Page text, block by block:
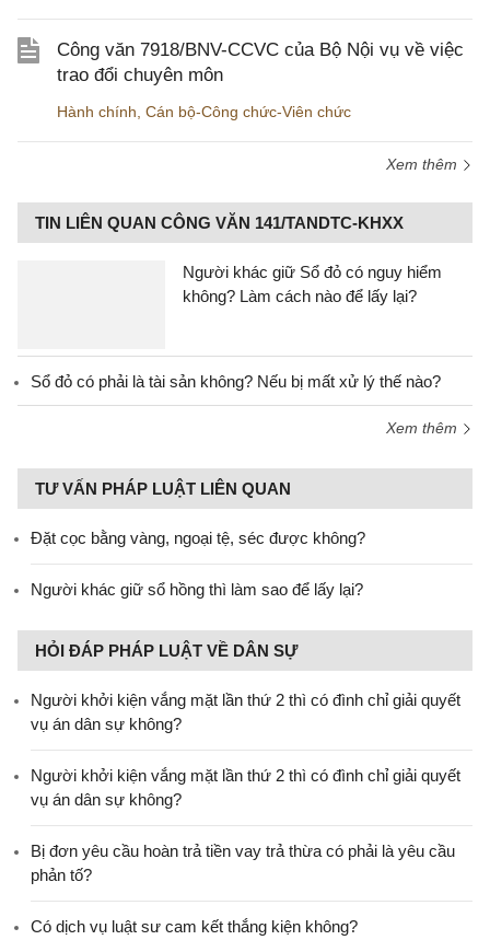
Công văn 7918/BNV-CCVC của Bộ Nội vụ về việc
trao đổi chuyên môn
Hành chính Cán bộ-Công chức-Viên chức
Xem thêm
TIN LIÊN QUAN CÔNG VĂN 141/TANDTC-KHXX
Người khác giữ Sổ đỏ có nguy hiểm
không? Làm cách nào để lấy lại?
Sổ đỏ có phải là tài sản không? Nếu bị mất xử lý thế nào?
Xem thêm
TƯ VẤN PHÁP LUẬT LIÊN QUAN
Đặt cọc bằng vàng, ngoại tệ, séc được không?
Người khác giữ sổ hồng thì làm sao để lấy lại?
HỎI ĐÁP PHÁP LUẬT VỀ DÂN SỰ
Người khởi kiện vắng mặt lần thứ 2 thì có đình chỉ giải quyết
vụ án dân sự không?
Người khởi kiện vắng mặt lần thứ 2 thì có đình chỉ giải quyết
vụ án dân sự không?
Bị đơn yêu cầu hoàn trả tiền vay trả thừa có phải là yêu cầu
phản tố?
Có dịch vụ luật sư cam kết thắng kiện không?